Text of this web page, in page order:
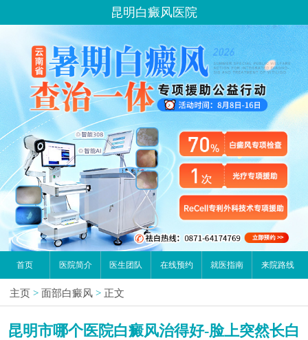
昆明白癜风医院
首页 医院简介 医生团队 在线预约 就医指南 来院路线
主页 > 面部白癜风 > 正文
昆明市哪个医院白癜风治得好-脸上突然长白